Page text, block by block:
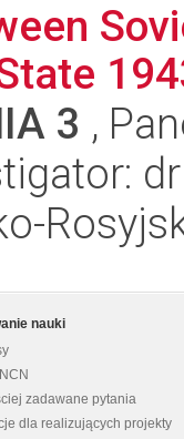
3 ,
nauki
zadawane pytania
dla realizujących projekty